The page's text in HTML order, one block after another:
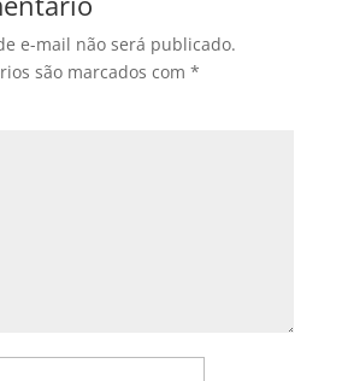
e-mail não será publicado.
são marcados com *